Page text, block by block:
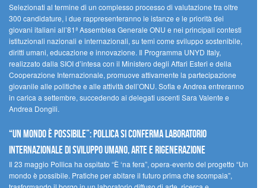
Selezionati al termine di un complesso processo di valutazione tra oltre
300 candidature, i due rappresenteranno le istanze e le priorità dei
giovani italiani all’81ª Assemblea Generale ONU e nei principali contesti
istituzionali nazionali e internazionali, su temi come sviluppo sostenibile,
diritti umani, educazione e innovazione. Il Programma UNYD Italy,
realizzato dalla SIOI d’intesa con il Ministero degli Affari Esteri e della
Cooperazione Internazionale, promuove attivamente la partecipazione
giovanile alle politiche e alle attività dell’ONU. Sofia e Andrea entreranno
in carica a settembre, succedendo ai delegati uscenti Sara Valente e
Andrea Dongili.
“UN MONDO È POSSIBILE”: POLLICA SI CONFERMA LABORATORIO
INTERNAZIONALE DI SVILUPPO UMANO, ARTE E RIGENERAZIONE
Il 23 maggio Pollica ha ospitato “È ‘na fera”, opera-evento del progetto “Un
mondo è possibile. Pratiche per abitare il futuro prima che scompaia”,